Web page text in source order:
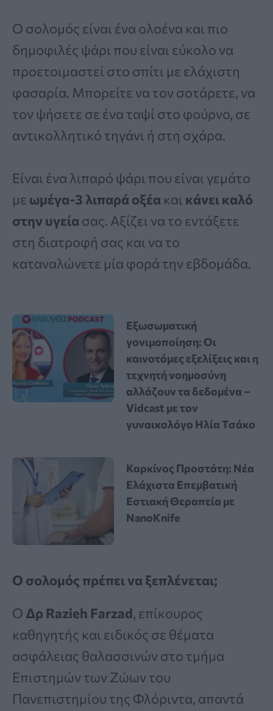
Ο σολομός είναι ένα ολοένα και πιο
δημοφιλές ψάρι που είναι εύκολο να
προετοιμαστεί στο σπίτι με ελάχιστη
φασαρία. Μπορείτε να τον σοτάρετε, να
τον ψήσετε σε ένα ταψί στο φούρνο, σε
αντικολλητικό τηγάνι ή στη σχάρα.
Είναι ένα λιπαρό ψάρι που είναι γεμάτο
με ωμέγα-3 λιπαρά οξέα και κάνει καλό
στην υγεία σας. Αξίζει να το εντάξετε
στη διατροφή σας και να το
καταναλώνετε μία φορά την εβδομάδα.
Εξωσωματική
γονιμοποίηση: Οι
καινοτόμες εξελίξεις και η
τεχνητή νοημοσύνη
αλλάζουν τα δεδομένα –
Vidcast με τον
γυναικολόγο Ηλία Τσάκο
Καρκίνος Προστάτη: Νέα
Ελάχιστα Επεμβατική
Εστιακή Θεραπεία με
NanoKnife
Ο σολομός πρέπει να ξεπλένεται;
Ο Δρ Razieh Farzad, επίκουρος
καθηγητής και ειδικός σε θέματα
ασφάλειας θαλασσινών στο τμήμα
Επιστημών των Ζώων του
Πανεπιστημίου της Φλόριντα, απαντά